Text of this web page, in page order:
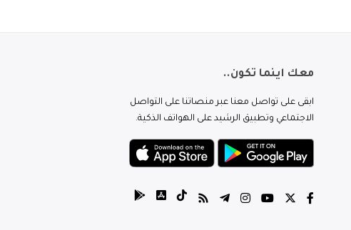
معك اينما تكون..
ابقى على تواصل معنا عبر منصاتنا على التواصل
الاجتماعي وتطبيق الرشيد على الهواتف الذكية.